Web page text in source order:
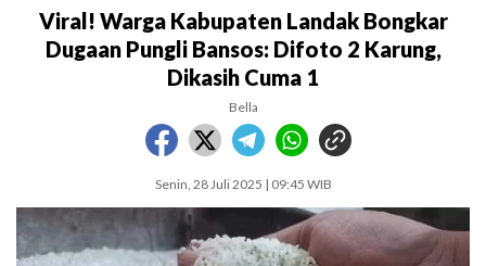
Viral! Warga Kabupaten Landak Bongkar
Dugaan Pungli Bansos: Difoto 2 Karung,
Dikasih Cuma 1
Bella
Senin, 28 Juli 2025 | 09:45 WIB